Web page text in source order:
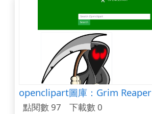
openclipart圖庫：Grim Reaper
點閱數 97 下載數 0